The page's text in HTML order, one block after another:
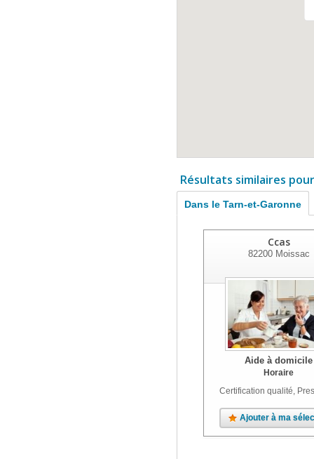
Résultats similaires
Dans le Tarn-et-Garonne
Ccas
82200Moissac
Aide à domicile
Horaire
Certification qualité,
Ajouter à ma